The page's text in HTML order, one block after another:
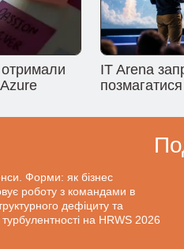
отримали
IT Arena
Форми: як бізнес
роботу з командами в
дефіциту та
турбулентності на HRWS 2026